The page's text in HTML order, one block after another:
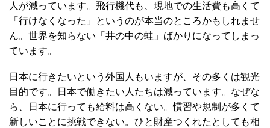
人が減っています。飛行機代も、現地での生活費も高くて
「行けなくなった」というのが本当のところかもしれませ
ん。世界を知らない「井の中の蛙」ばかりになってしまっ
ています。
日本に行きたいという外国人もいますが、その多くは観光
目的です。日本で働きたい人たちは減っています。なぜな
ら、日本に行っても給料は高くない。慣習や規制が多くて
新しいことに挑戦できない。ひと財産つくれたとしても相